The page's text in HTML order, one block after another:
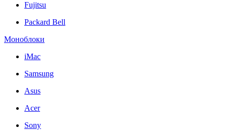
Fujitsu
Packard Bell
Моноблоки
iMac
Samsung
Asus
Acer
Sony